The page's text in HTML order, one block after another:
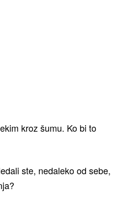
kroz šumu. Ko bi to
ste, nedaleko od sebe,